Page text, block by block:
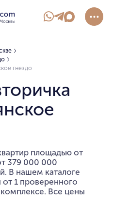
гнездо
площадью от
379 000 000
В нашем каталоге
1 проверенного
Все цены